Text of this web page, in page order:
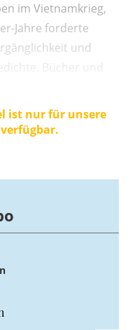
im Vietnamkrieg,
Jahre forderte
und
Bücher und
Vergessen entreißt.
der 1989
ist nur für unsere